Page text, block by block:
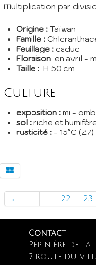
Multiplication par
Origine : Taïwan
Famille :
Feuillage : caduc
Floraison en avril -
Taille : H 50 cm
Culture
exposition : mi -
sol : riche et humifère
rusticité : - 15°C (Z7)
← 1 ... 22 23
Contact
Pépinière de
7 route du